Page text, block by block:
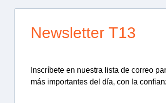
Newsletter T13
Inscríbete en nuestra lista de correo
más importantes del día, con la